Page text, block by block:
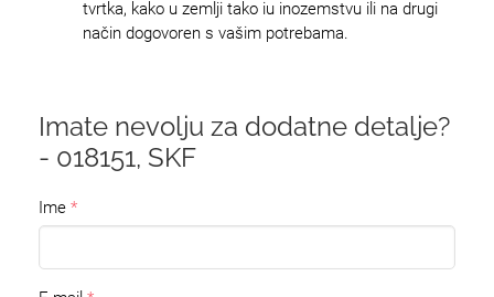
tvrtka, kako u zemlji tako iu inozemstvu ili na drugi
način dogovoren s vašim potrebama.
Imate nevolju za dodatne detalje?
- 018151, SKF
Ime